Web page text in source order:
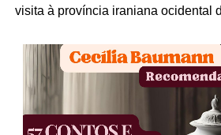
visita à província iraniana ocidental